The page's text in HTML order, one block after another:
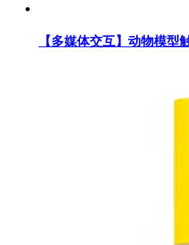
【多媒体交互】动物模型